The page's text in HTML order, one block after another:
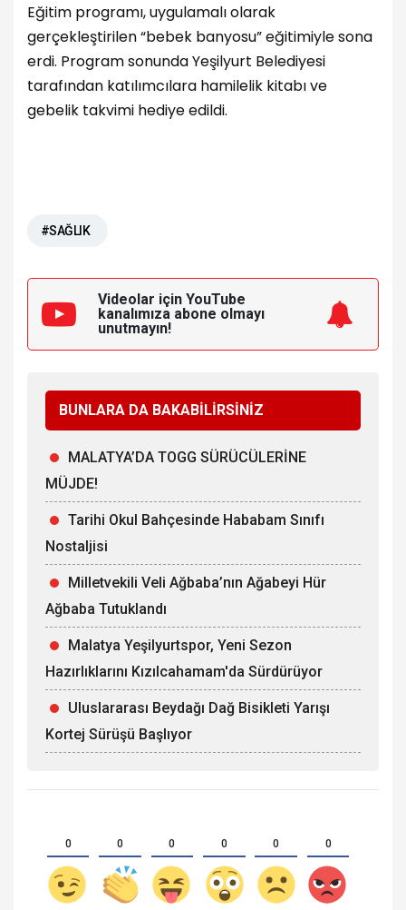
Eğitim programı, uygulamalı olarak
gerçekleştirilen “bebek banyosu” eğitimiyle sona
erdi. Program sonunda Yeşilyurt Belediyesi
tarafından katılımcılara hamilelik kitabı ve
gebelik takvimi hediye edildi.
#SAĞLIK
Videolar için YouTube
kanalımıza abone olmayı
unutmayın!
BUNLARA DA BAKABİLİRSİNİZ
MALATYA’DA TOGG SÜRÜCÜLERİNE
MÜJDE!
Tarihi Okul Bahçesinde Hababam Sınıfı
Nostaljisi
Milletvekili Veli Ağbaba’nın Ağabeyi Hür
Ağbaba Tutuklandı
Malatya Yeşilyurtspor, Yeni Sezon
Hazırlıklarını Kızılcahamam'da Sürdürüyor
Uluslararası Beydağı Dağ Bisikleti Yarışı
Kortej Sürüşü Başlıyor
0 0 0 0 0 0